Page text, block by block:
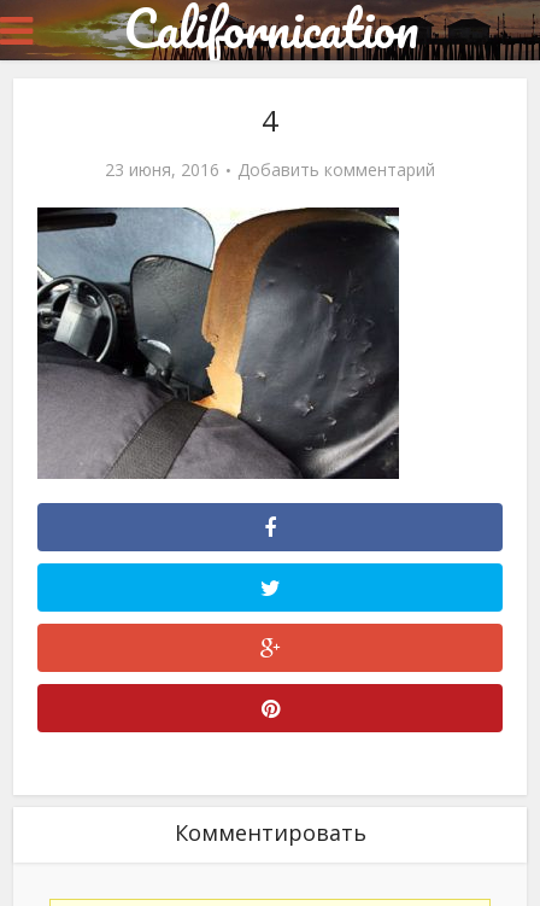
Californication
4
23 июня, 2016 Добавить комментарий
Комментировать